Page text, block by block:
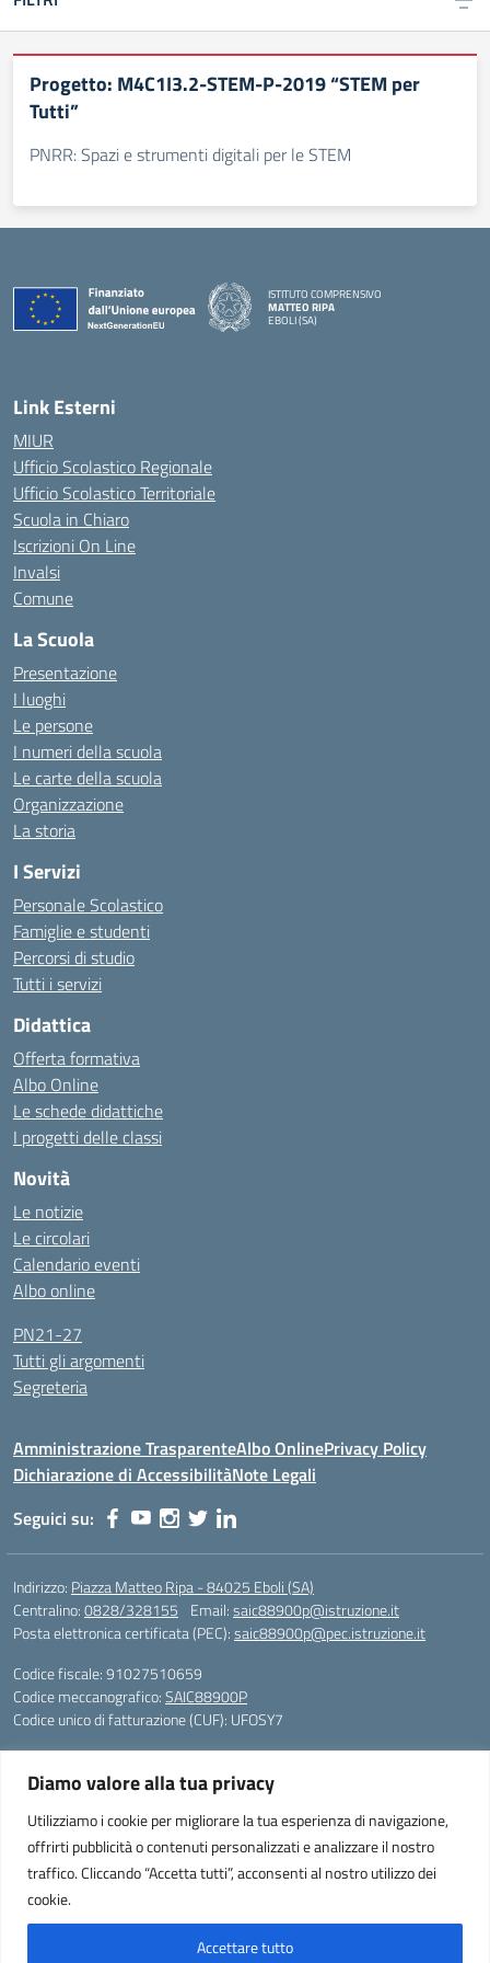
Diamo valore alla tua privacy
Utilizziamo i cookie per migliorare la tua esperienza di navigazione,
offrirti pubblicità o contenuti personalizzati e analizzare il nostro
traffico. Cliccando “Accetta tutti”, acconsenti al nostro utilizzo dei
cookie.
Accettare tutto
Progetto: M4C1I3.2-STEM-P-2019 “STEM per
Tutti”
PNRR: Spazi e strumenti digitali per le STEM
ISTITUTO COMPRENSIVO
MATTEO RIPA
EBOLI (SA)
Link Esterni
MIUR
Ufficio Scolastico Regionale
Ufficio Scolastico Territoriale
Scuola in Chiaro
Iscrizioni On Line
Invalsi
Comune
La Scuola
Presentazione
I luoghi
Le persone
I numeri della scuola
Le carte della scuola
Organizzazione
La storia
I Servizi
Personale Scolastico
Famiglie e studenti
Percorsi di studio
Tutti i servizi
Didattica
Offerta formativa
Albo Online
Le schede didattiche
I progetti delle classi
Novità
Le notizie
Le circolari
Calendario eventi
Albo online
PN21-27
Tutti gli argomenti
Segreteria
Amministrazione TrasparenteAlbo OnlinePrivacy Policy
Dichiarazione di AccessibilitàNote Legali
Seguici su:
Indirizzo: Piazza Matteo Ripa - 84025 Eboli (SA)
Centralino:0828/328155 Email:saic88900p@istruzione.it
Posta elettronica certificata (PEC):saic88900p@pec.istruzione.it
Codice fiscale: 91027510659
Codice meccanografico:SAIC88900P
Codice unico di fatturazione (CUF): UFOSY7
Telefono e fax: 0828/328155
pec: saic88900p@pec.istruzione.it
Codice Fiscale: 91027510659
Codice Meccanografico SAIC88900P
Codice Univoco Fattura Elettronica: UFOSY7